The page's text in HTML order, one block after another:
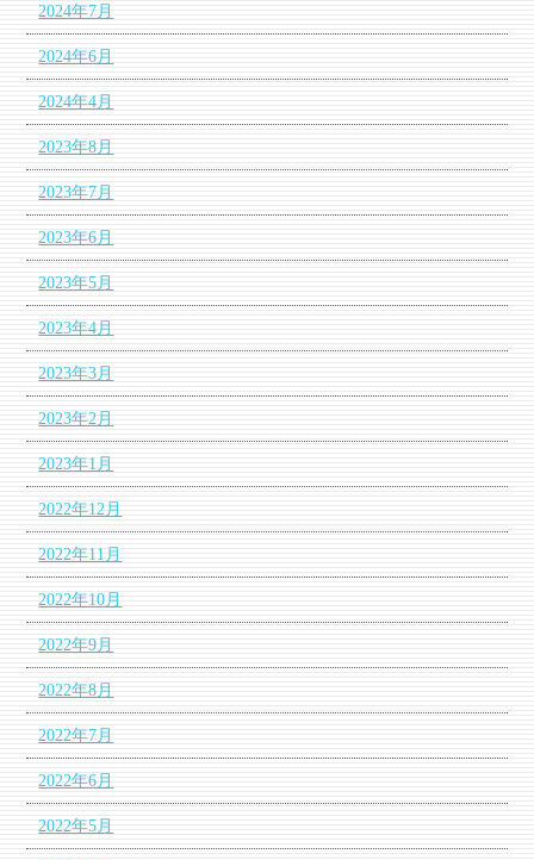
2024年7月
2024年6月
2024年4月
2023年8月
2023年7月
2023年6月
2023年5月
2023年4月
2023年3月
2023年2月
2023年1月
2022年12月
2022年11月
2022年10月
2022年9月
2022年8月
2022年7月
2022年6月
2022年5月